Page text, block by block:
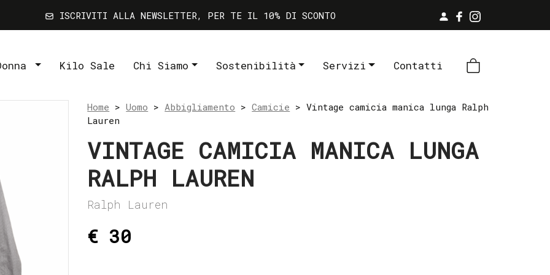
ISCRIVITI ALLA NEWSLETTER, PER TE IL 10% DI SCONTO
Kilo Sale Chi Siamo Sostenibilità Servizi Contatti
Home >Uomo >Abbigliamento >Camicie > Vintage camicia manica lunga Ralph
Lauren
VINTAGE CAMICIA MANICA LUNGA
RALPH LAUREN
Ralph Lauren
€ 30